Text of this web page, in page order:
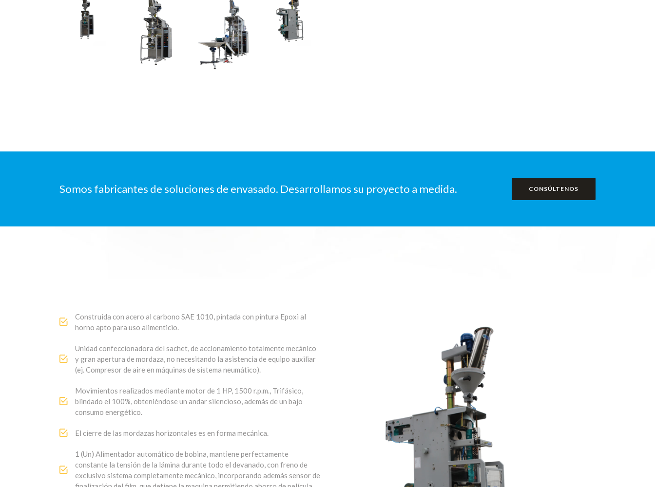
Construida con acero al carbono SAE 1010, pintada con pintura Epoxi al
horno apto para uso alimenticio.
y gran apertura de mordaza, no necesitando la asistencia de equipo auxiliar
(ej. Compresor de aire en máquinas de sistema neumático).
blindado el 100%, obteniéndose un andar silencioso, además de un bajo
El cierre de las mordazas horizontales es en forma mecánica.
1 (Un) Alimentador automático de bobina, mantiene perfectamente